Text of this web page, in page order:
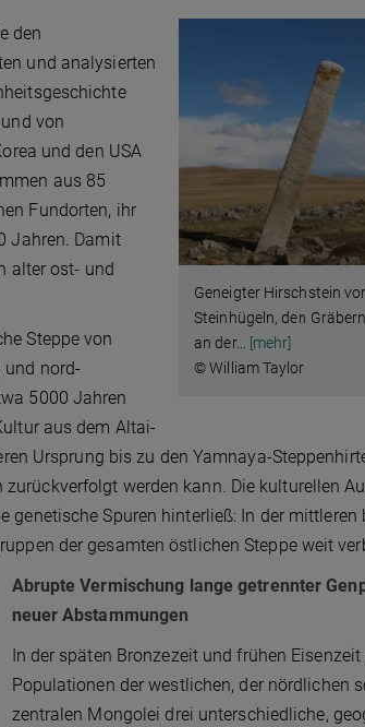
Geneigter Hirschstein
Steinhügeln, den
an der…
[mehr]
© William Taylor
den
und analysierten
von
und den USA
aus 85
Fundorten, ihr
Jahren. Damit
alter ost- und
Steppe von
und nord-
5000 Jahren
aus dem Altai-
Ursprung bis zu den Yamnaya-
werden kann. Die kulturellen
Spuren hinterließ: In der mittleren
der gesamten östlichen Steppe weit
Abrupte Vermischung lange getrennter
neuer Abstammungen
In der späten Bronzezeit und frühen
Populationen der westlichen, der nördlichen
zentralen Mongolei drei unterschiedliche,